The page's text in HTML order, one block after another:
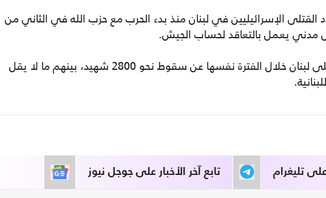
20 إجمالي عدد القتلى الإسرائيليين في لبنان منذ بدء الحرب مع حزب الله في الثاني من
وأسفرت الهجمات الإسرائيلية على لبنان خلال الفترة نفسها عن سقوط نحو 2800 شهيد، بينهم ما لا يقل
تابع آخر الأخبار على جوجل نيوز تليغرام